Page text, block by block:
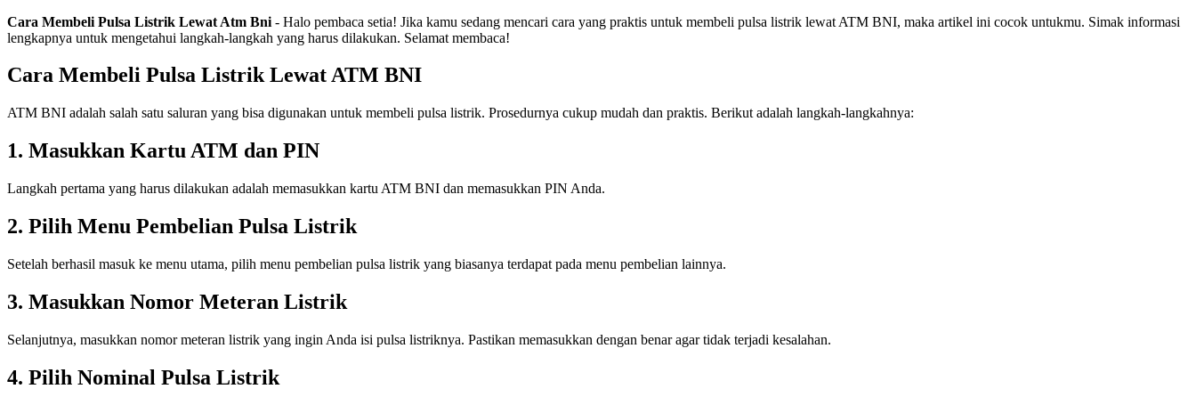
Cara Membeli Pulsa Listrik Lewat Atm Bni - Halo pembaca setia! Jika kamu sedang mencari cara yang praktis untuk membeli pulsa listrik lewat ATM BNI, maka artikel ini cocok untukmu. Simak informasi
lengkapnya untuk mengetahui langkah-langkah yang harus dilakukan. Selamat membaca!
Cara Membeli Pulsa Listrik Lewat ATM BNI
ATM BNI adalah salah satu saluran yang bisa digunakan untuk membeli pulsa listrik. Prosedurnya cukup mudah dan praktis. Berikut adalah langkah-langkahnya:
1. Masukkan Kartu ATM dan PIN
Langkah pertama yang harus dilakukan adalah memasukkan kartu ATM BNI dan memasukkan PIN Anda.
2. Pilih Menu Pembelian Pulsa Listrik
Setelah berhasil masuk ke menu utama, pilih menu pembelian pulsa listrik yang biasanya terdapat pada menu pembelian lainnya.
3. Masukkan Nomor Meteran Listrik
Selanjutnya, masukkan nomor meteran listrik yang ingin Anda isi pulsa listriknya. Pastikan memasukkan dengan benar agar tidak terjadi kesalahan.
4. Pilih Nominal Pulsa Listrik